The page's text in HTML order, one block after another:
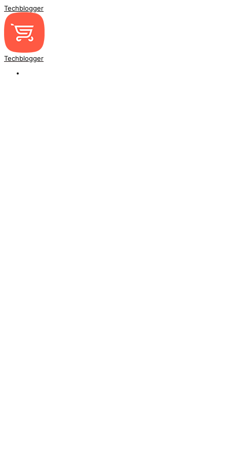
Techblogger
Techblogger